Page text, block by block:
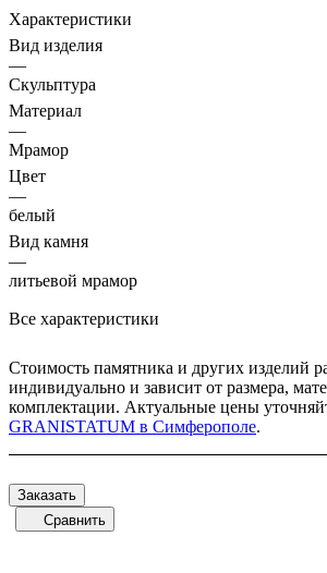
Характеристики
Вид изделия
—
Скульптура
Материал
—
Мрамор
Цвет
—
белый
Вид камня
—
литьевой мрамор
Все характеристики
Стоимость памятника и других изделий
индивидуально и зависит от размера,
комплектации. Актуальные цены
GRANISTATUM в Симферополе.
Заказать
Сравнить